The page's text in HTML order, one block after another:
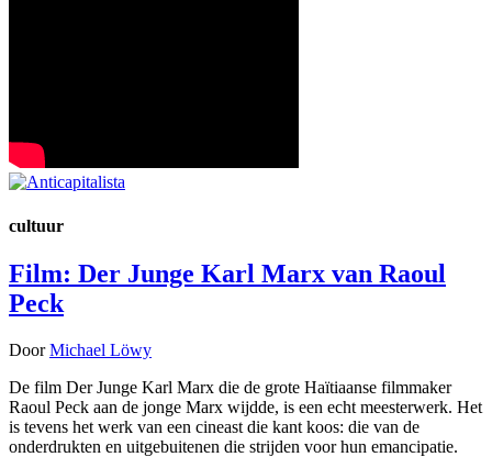
cultuur
Film: Der Junge Karl Marx van Raoul
Peck
DoorMichael Löwy
De film Der Junge Karl Marx die de grote Haïtiaanse filmmaker
Raoul Peck aan de jonge Marx wijdde, is een echt meesterwerk. Het
is tevens het werk van een cineast die kant koos: die van de
onderdrukten en uitgebuitenen die strijden voor hun emancipatie.